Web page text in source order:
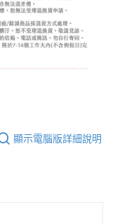
顯示電腦版詳細說明